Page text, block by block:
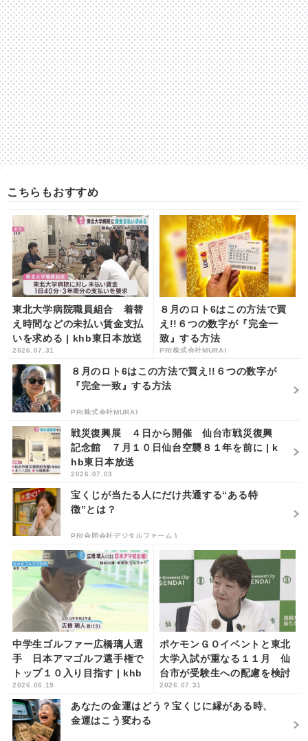
こちらもおすすめ
東北大学病院職員組合 着替
え時間などの未払い賃金支払
いを求める | khb東日本放送
2026.07.31
８月のロト6はこの方法で買
え!!６つの数字が『完全一
致』する方法
PR(株式会社MURA)
８月のロト6はこの方法で買え!!６つの数字が
『完全一致』する方法
PR(株式会社MURA)
戦災復興展 ４日から開催 仙台市戦災復興
記念館 ７月１０日仙台空襲８１年を前に | k
hb東日本放送
2026.07.03
宝くじが当たる人にだけ共通する“ある特
徴”とは？
PR(合同会社デジタルファーム )
中学生ゴルファー広橋璃人選
手 日本アマゴルフ選手権で
トップ１０入り目指す | khb
東日本放送
2026.06.19
ポケモンＧＯイベントと東北
大学入試が重なる１１月 仙
台市が受験生への配慮を検討
へ | khb東日本放送
2026.07.31
あなたの金運はどう？宝くじに縁がある時、
金運はこう変わる